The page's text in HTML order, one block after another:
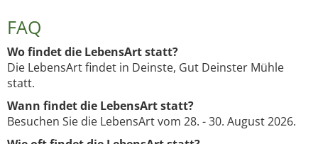
FAQ
Wo findet die LebensArt statt?
Die LebensArt findet in Deinste, Gut Deinster Mühle
statt.
Wann findet die LebensArt statt?
Besuchen Sie die LebensArt vom 28. - 30. August 2026.